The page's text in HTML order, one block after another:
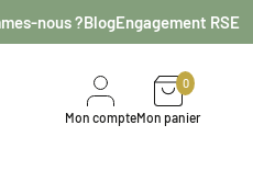
nous ?BlogEngagement RSE
Mon compte
0
Mon panier